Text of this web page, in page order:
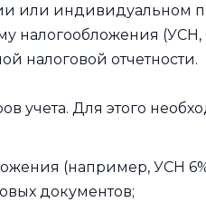
или
налогообложения
налоговой отчетности.
учета. Для этого
(например, УСН
документов;